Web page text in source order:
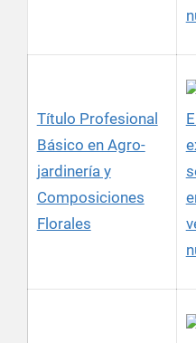
Título Profesional
Básico en Agro-
jardinería y
Composiciones
Florales